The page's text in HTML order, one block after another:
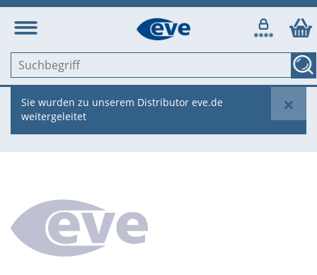
×
Sie wurden zu unserem Distributor eve.de
weitergeleitet